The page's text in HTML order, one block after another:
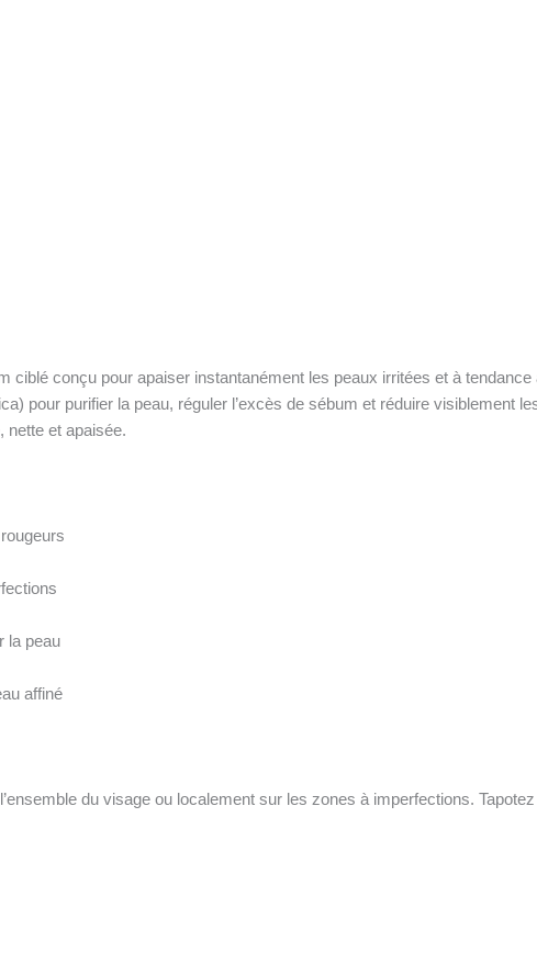
ciblé conçu pour apaiser instantanément les peaux irritées et à
pour purifier la peau, réguler l’excès de sébum et réduire visiblement
nette et apaisée.
la peau
affiné
du visage ou localement sur les zones à imperfections.